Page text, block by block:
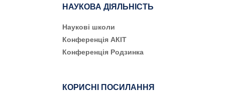
НАУКОВА ДІЯЛЬНІСТЬ
Наукові школи
Конференція АКІТ
Конференція Родзинка
КОРИСНІ ПОСИЛАННЯ